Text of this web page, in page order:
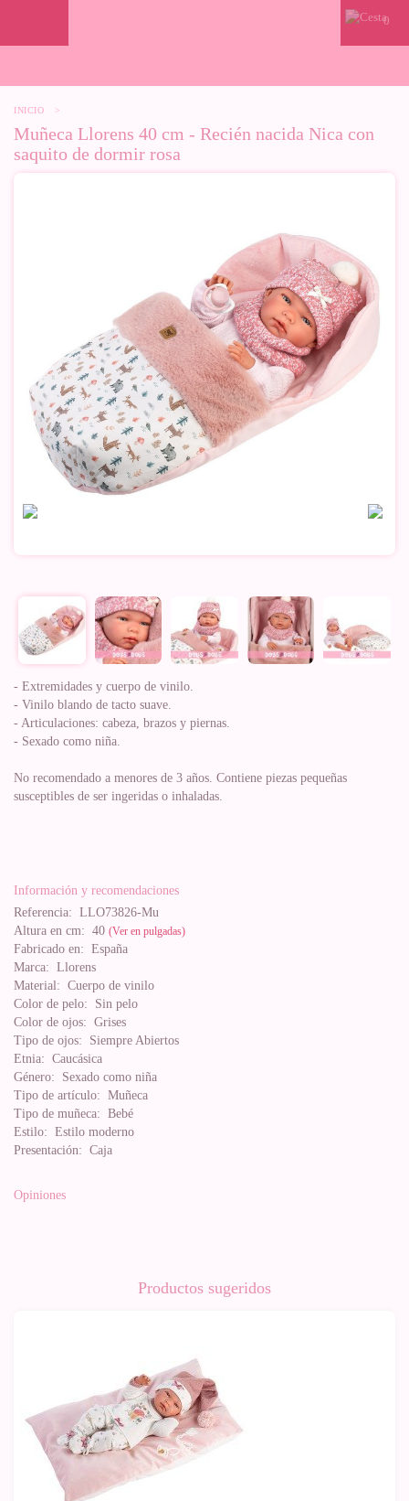
0
INICIO >
Muñeca Llorens 40 cm - Recién nacida Nica con
saquito de dormir rosa
- Extremidades y cuerpo de vinilo.
- Vinilo blando de tacto suave.
- Articulaciones: cabeza, brazos y piernas.
- Sexado como niña.
No recomendado a menores de 3 años. Contiene piezas pequeñas
susceptibles de ser ingeridas o inhaladas.
Información y recomendaciones
Referencia: LLO73826-Mu
Altura en cm: 40 (Ver en pulgadas)
Fabricado en: España
Marca: Llorens
Material: Cuerpo de vinilo
Color de pelo: Sin pelo
Color de ojos: Grises
Tipo de ojos: Siempre Abiertos
Etnia: Caucásica
Género: Sexado como niña
Tipo de artículo: Muñeca
Tipo de muñeca: Bebé
Estilo: Estilo moderno
Presentación: Caja
Opiniones
Productos sugeridos